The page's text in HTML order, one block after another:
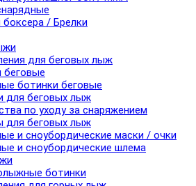
/ Брелки
для беговых лыж
ботинки беговые
для беговых лыж
по уходу за снаряжением
для беговых лыж
и сноубордические маски / очки
и сноубордические шлема
ботинки